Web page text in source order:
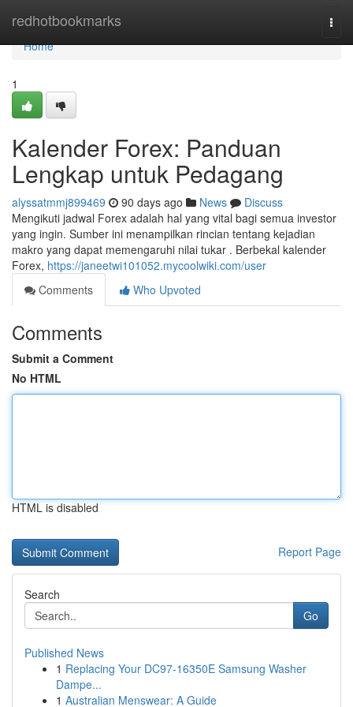
redhotbookmarks
Home
Home
1
Kalender Forex: Panduan
Lengkap untuk Pedagang
alyssatmmj899469 90 days ago News
Discuss
Mengikuti jadwal Forex adalah hal yang vital bagi semua investor
yang ingin. Sumber ini menampilkan rincian tentang kejadian
makro yang dapat memengaruhi nilai tukar . Berbekal kalender
Forex, https://janeetwi101052.mycoolwiki.com/user
Comments
Who Upvoted
Comments
Submit a Comment
No HTML
HTML is disabled
Report Page
Search
Go
Published News
1 Replacing Your DC97-16350E Samsung Washer
Dampe...
1 Australian Menswear: A Guide